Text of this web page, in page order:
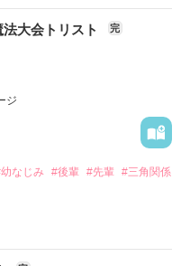
突破
じく一般社会に送り込ま
この手で。
大会トリスト 完
ジ
なじみ #後輩 #先輩 #三角関係
この世界…。